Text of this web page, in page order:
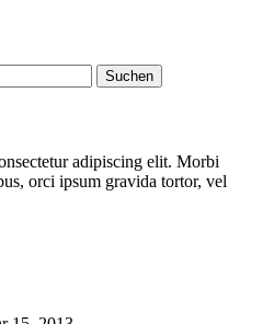
adipiscing elit. Morbi
orci ipsum gravida tortor, vel